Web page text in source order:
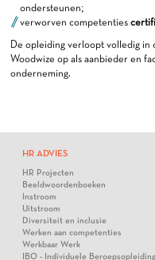
ondersteunen;
verworven competenties
De opleiding verloopt volledig
Woodwize op als aanbieder en
onderneming.
HR ADVIES
HR Projecten
Beeldwoordenboeken
Instroom
Uitstroom
Diversiteit en inclusie
Werken aan competenties
Werkbaar Werk
IBO - Individuele